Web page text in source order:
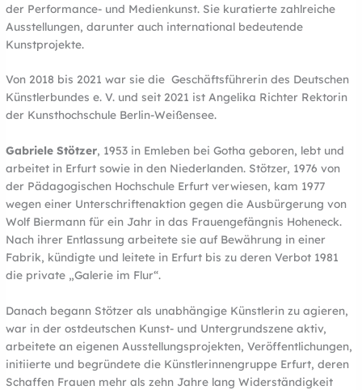
der Performance- und Medienkunst. Sie kuratierte zahlreiche
Ausstellungen, darunter auch international bedeutende
Kunstprojekte.
Von 2018 bis 2021 war sie die Geschäftsführerin des Deutschen
Künstlerbundes e. V. und seit 2021 ist Angelika Richter Rektorin
der Kunsthochschule Berlin-Weißensee.
Gabriele Stötzer, 1953 in Emleben bei Gotha geboren, lebt und
arbeitet in Erfurt sowie in den Niederlanden. Stötzer, 1976 von
der Pädagogischen Hochschule Erfurt verwiesen, kam 1977
wegen einer Unterschriftenaktion gegen die Ausbürgerung von
Wolf Biermann für ein Jahr in das Frauengefängnis Hoheneck.
Nach ihrer Entlassung arbeitete sie auf Bewährung in einer
Fabrik, kündigte und leitete in Erfurt bis zu deren Verbot 1981
die private „Galerie im Flur“.
Danach begann Stötzer als unabhängige Künstlerin zu agieren,
war in der ostdeutschen Kunst- und Untergrundszene aktiv,
arbeitete an eigenen Ausstellungsprojekten, Veröffentlichungen,
initiierte und begründete die Künstlerinnengruppe Erfurt, deren
Schaffen Frauen mehr als zehn Jahre lang Widerständigkeit